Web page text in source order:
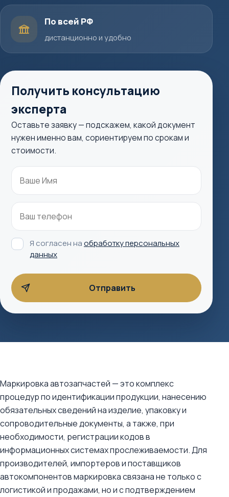
По всей РФ
дистанционно и удобно
Получить консультацию
эксперта
Оставьте заявку — подскажем, какой документ
нужен именно вам, сориентируем по срокам и
стоимости.
Я согласен наобработку персональных
данных
Маркировка автозапчастей — это комплекс
процедур по идентификации продукции, нанесению
обязательных сведений на изделие, упаковку и
сопроводительные документы, а также, при
необходимости, регистрации кодов в
информационных системах прослеживаемости. Для
производителей, импортеров и поставщиков
автокомпонентов маркировка связана не только с
логистикой и продажами, но и с подтверждением